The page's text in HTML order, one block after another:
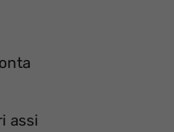
assi